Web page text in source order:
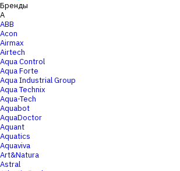
Бренды
A
ABB
Acon
Airmax
Airtech
Aqua Control
Aqua Forte
Aqua Industrial Group
Aqua Technix
Aqua-Tech
Aquabot
AquaDoctor
Aquant
Aquatics
Aquaviva
Art&Natura
Astral